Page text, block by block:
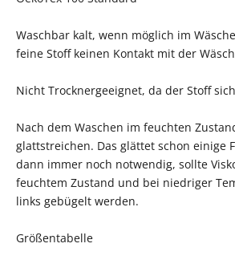
Waschbar kalt, wenn möglich im
feine Stoff keinen Kontakt mit der
Nicht Trocknergeeignet, da der Stoff
Nach dem Waschen im feuchten
glattstreichen. Das glättet schon einige
dann immer noch notwendig, sollte
feuchtem Zustand und bei niedriger
links gebügelt werden.
Größentabelle